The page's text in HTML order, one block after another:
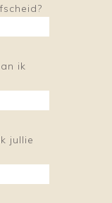
ik
jullie